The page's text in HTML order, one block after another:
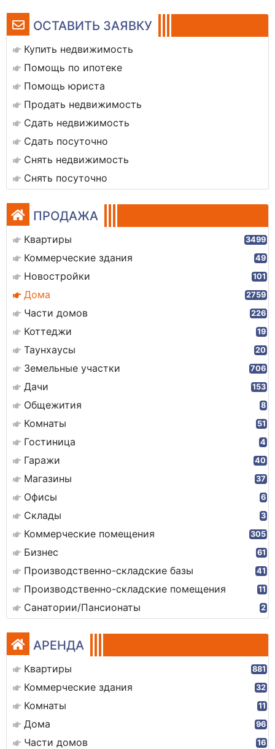
ОСТАВИТЬ ЗАЯВКУ
Купить недвижимость
Помощь по ипотеке
Помощь юриста
Продать недвижимость
Сдать недвижимость
Сдать посуточно
Снять недвижимость
Снять посуточно
ПРОДАЖА
Квартиры 3499
Коммерческие здания 49
Новостройки 101
Дома 2759
Части домов 226
Коттеджи 19
Таунхаусы 20
Земельные участки 706
Дачи 153
Общежития 8
Комнаты 51
Гостиница 4
Гаражи 40
Магазины 37
Офисы 6
Склады 3
Коммерческие помещения 305
Бизнес 61
Производственно-складские базы 41
Производственно-складские помещения 11
Санатории/Пансионаты 2
АРЕНДА
Квартиры 881
Коммерческие здания 32
Комнаты 11
Дома 96
Части домов 16